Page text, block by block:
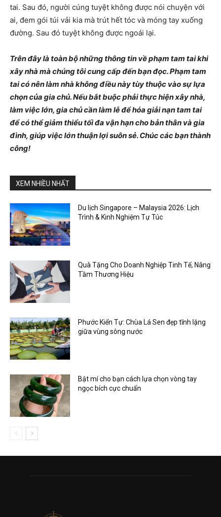
tai. Sau đó, người cúng tuyệt không được nói chuyện với
ai, đem gói túi vải kia mà trút hết tóc và móng tay xuống
đường. Sau đó tuyệt không được ngoái lại.
Trên đây là toàn bộ những thông tin về phạm tam tai khi
xây nhà mà chúng tôi cung cấp đến bạn đọc. Phạm tam
tai có nên làm nhà không điều này tùy thuộc vào sự lựa
chọn của gia chủ. Nếu bắt buộc phải thực hiện xây nhà,
làm việc lớn, gia chủ cần làm lễ để hóa giải nạn tam tai
để có thể giảm thiểu tối đa vận hạn cho bản thân và gia
đình, giúp việc lớn thuận lợi suôn sẻ. Chúc các bạn thành
công!
XEM NHIỀU NHẤT
Du lịch Singapore – Malaysia 2026: Lịch
Trình & Kinh Nghiệm Tự Túc
Quà Tặng Cho Doanh Nghiệp Tinh Tế, Nâng
Tầm Thương Hiệu
Phước Kiển Tự: Chùa Lá Sen đẹp tĩnh lặng
giữa vùng sông nước
Bật mí cho bạn cách lựa chọn vòng tay
ngọc bích cực chuẩn